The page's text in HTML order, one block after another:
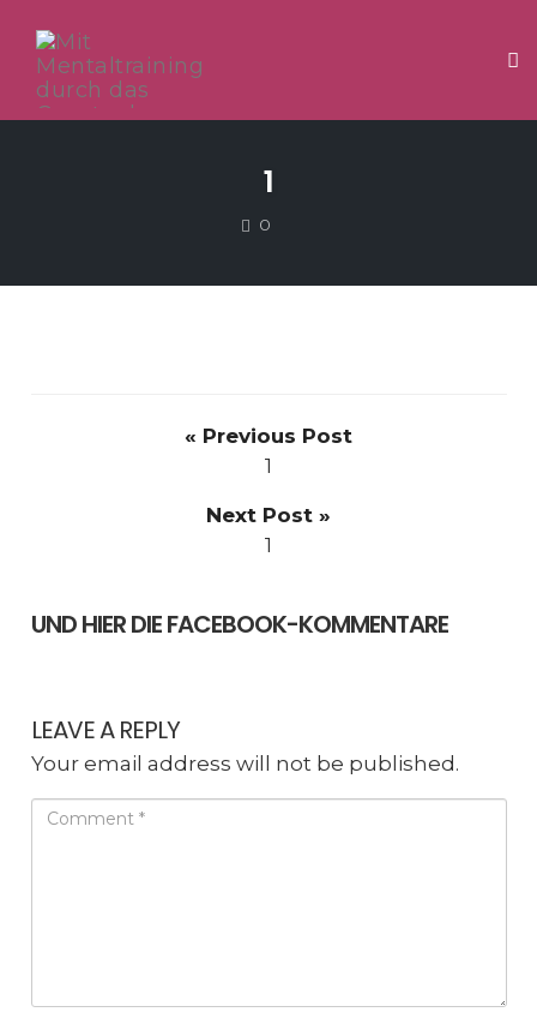
1
0
« Previous Post
1
Next Post »
1
UND HIER DIE FACEBOOK-KOMMENTARE
LEAVE A REPLY
Your email address will not be published.